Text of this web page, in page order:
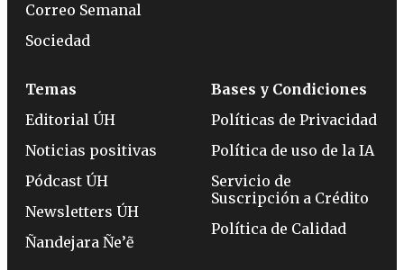
Correo Semanal
Sociedad
Temas
Editorial ÚH
Noticias positivas
Pódcast ÚH
Newsletters ÚH
Ñandejara Ñe’ẽ
Bases y Condiciones
Políticas de Privacidad
Política de uso de la IA
Servicio de
Suscripción a Crédito
Política de Calidad